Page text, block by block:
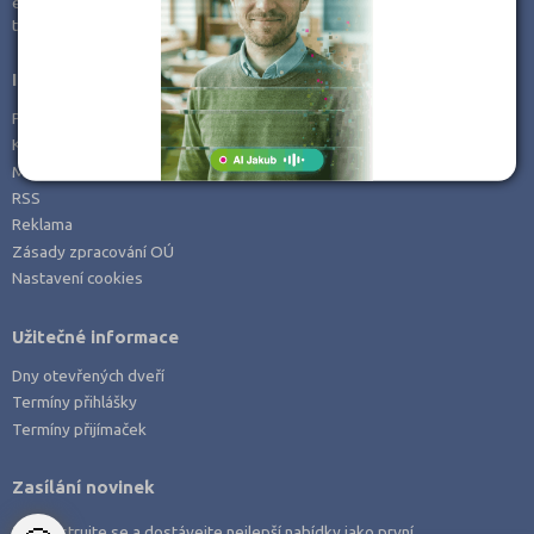
Zemědělské a ekologické
tel:
+420 606 411 115
Informace
Prohlášení o přístupnosti
Kontakt
Mapa serveru
RSS
Reklama
Zásady zpracování OÚ
Nastavení cookies
Užitečné informace
Dny otevřených dveří
Termíny přihlášky
Termíny přijímaček
Zasílání novinek